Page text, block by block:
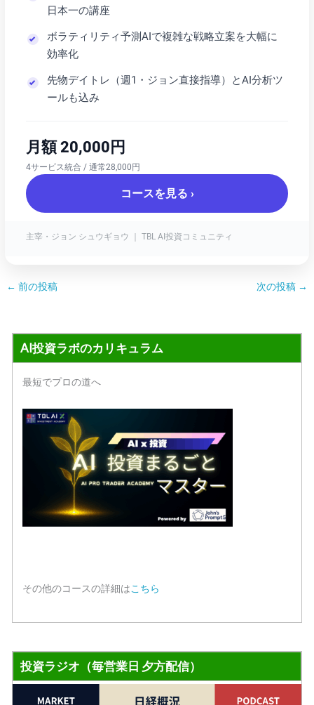
日本一の講座
ボラティリティ予測AIで複雑な戦略立案を大幅に
効率化
先物デイトレ（週1・ジョン直接指導）とAI分析ツ
ールも込み
月額 20,000円
4サービス統合 / 通常28,000円
コースを見る ›
主宰・ジョン シュウギョウ ｜ TBL AI投資コミュニティ
← 前の投稿 次の投稿 →
AI投資ラボのカリキュラム
最短でプロの道へ
その他のコースの詳細はこちら
投資ラジオ（毎営業日 夕方配信）